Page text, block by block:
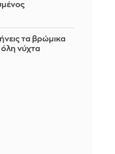
τα βρώμικα
όλη νύχτα